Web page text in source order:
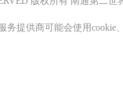
提供商可能会使用